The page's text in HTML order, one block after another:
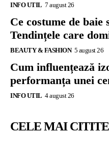
INFO UTIL 7 august 26
Ce costume de baie
Tendințele care
BEAUTY & FASHION 5 august 26
Cum influențează
performanța unei
INFO UTIL 4 august 26
CELE MAI CITITE